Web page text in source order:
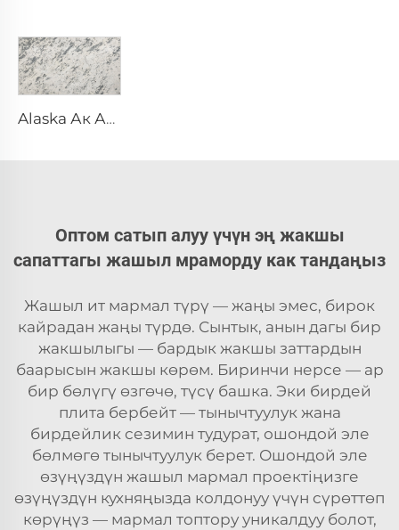
Alaska Ак Ак Табигый Таş Мрамору Селен Бутактуу Бөлүнгөн Текстура
Оптом сатып алуу үчүн эң жакшы
сапаттагы жашыл мраморду как тандаңыз
Жашыл ит мармал түрү — жаңы эмес, бирок
кайрадан жаңы түрдө. Сынтык, анын дагы бир
жакшылыгы — бардык жакшы заттардын
баарысын жакшы көрөм. Биринчи нерсе — ар
бир бөлүгү өзгөчө, түсү башка. Эки бирдей
плита бербейт — тынычтуулук жана
бирдейлик сезимин тудурат, ошондой эле
бөлмөгө тынычтуулук берет. Ошондой эле
өзүңүздүн жашыл мармал проектіңизге
өзүңүздүн кухняңызда колдонуу үчүн сүрөттөп
көрүңүз — мармал топтору уникалдуу болот,